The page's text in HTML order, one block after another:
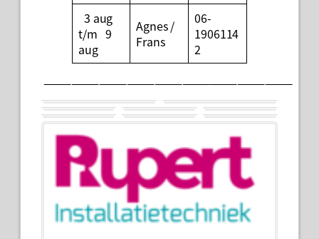
3 aug
t/m 9
aug
Agnes /
Frans
06-
1906114
2
———————————————————————————